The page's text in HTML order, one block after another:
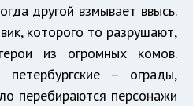
другой взмывает ввысь.
которого то разрушают,
из огромных комов.
петербургские – ограды,
перебираются персонажи